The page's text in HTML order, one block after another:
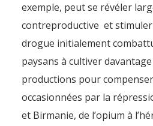
exemple, peut se révéler
contreproductive et
drogue initialement
paysans à cultiver
productions pour
occasionnées par la
et Birmanie, de l’opium à